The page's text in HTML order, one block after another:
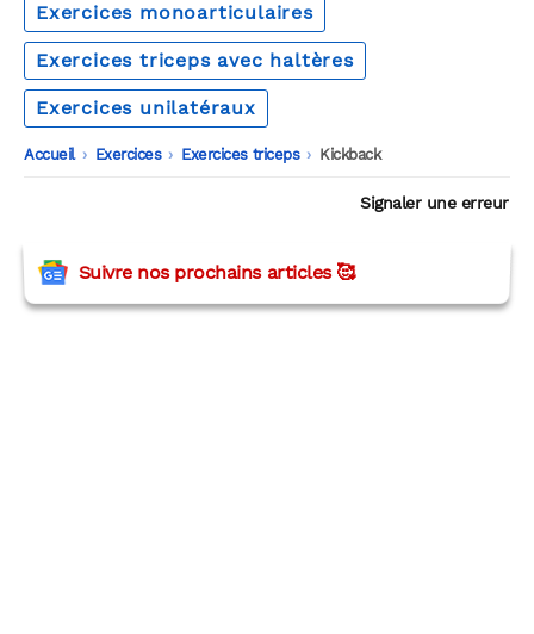
Exercices monoarticulaires
Exercices triceps avec haltères
Exercices unilatéraux
Accueil -
Exercices -
Exercices triceps -
Kickback
Signaler une erreur
Suivre nos prochains articles 🥰